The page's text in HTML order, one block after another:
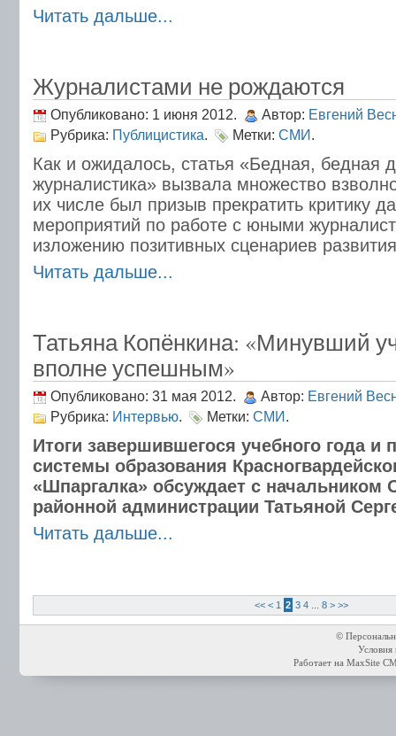
Читать дальше...
Журналистами не рождаются
Опубликовано: 1 июня 2012. Автор: Евгений
Рубрика: Публицистика. Метки: СМИ.
Как и ожидалось, статья «Бедная, бедная
журналистика» вызвала множество
их числе был призыв прекратить критику
мероприятий по работе с юными
изложению позитивных сценариев
Читать дальше...
Татьяна Копёнкина: «Минувший
вполне успешным»
Опубликовано: 31 мая 2012. Автор: Евгений
Рубрика: Интервью. Метки: СМИ.
Итоги завершившегося учебного года и
системы образования
«Шпаргалка» обсуждает с начальником
районной администрации Татьяной
Читать дальше...
<< < 1 2 3 4 8 > >>
©
Условия
Работает на MaxSite